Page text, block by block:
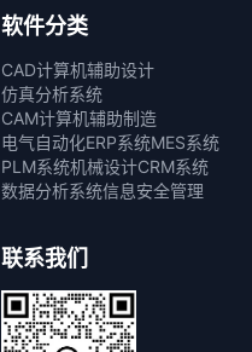
软件分类
CAD计算机辅助设计
仿真分析系统
CAM计算机辅助制造
电气自动化ERP系统MES系统
PLM系统机械设计CRM系统
数据分析系统信息安全管理
联系我们